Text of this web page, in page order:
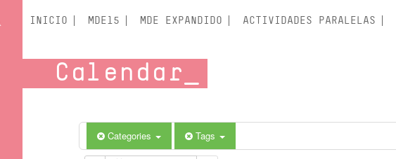
INICIO MDE15 MDE EXPANDIDO ACTIVIDADES PARALELAS
Calendar
Categories Tags